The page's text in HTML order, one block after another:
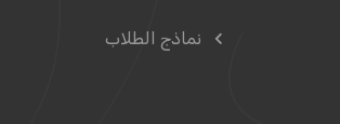
نماذج الطلاب